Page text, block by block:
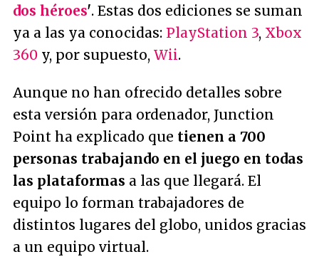
dos héroes'. Estas dos ediciones se suman
ya a las ya conocidas: PlayStation 3, Xbox
360 y, por supuesto, Wii.
Aunque no han ofrecido detalles sobre
esta versión para ordenador, Junction
Point ha explicado que tienen a 700
personas trabajando en el juego en todas
las plataformas a las que llegará. El
equipo lo forman trabajadores de
distintos lugares del globo, unidos gracias
a un equipo virtual.